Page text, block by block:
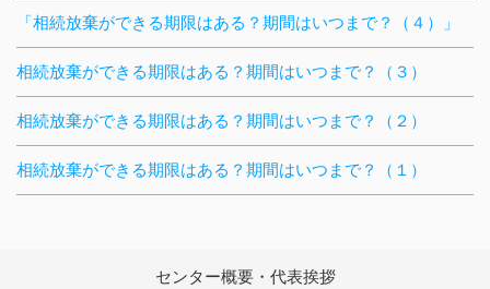
「相続放棄ができる期限はある？期間はいつまで？（４）」
相続放棄ができる期限はある？期間はいつまで？（３）
相続放棄ができる期限はある？期間はいつまで？（２）
相続放棄ができる期限はある？期間はいつまで？（１）
センター概要・代表挨拶